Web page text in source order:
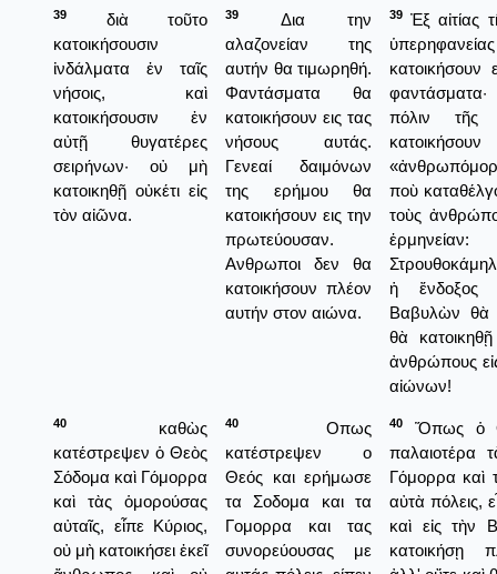
39
διὰ τοῦτο
κατοικήσουσιν
ἰνδάλματα ἐν ταῖς
νήσοις, καὶ
κατοικήσουσιν ἐν
αὐτῇ θυγατέρες
σειρήνων· οὐ μὴ
κατοικηθῇ οὐκέτι εἰς
τὸν αἰῶνα.
39
Δια την
αλαζονείαν της
αυτήν θα τιμωρηθή.
Φαντάσματα θα
κατοικήσουν εις τας
νήσους αυτάς.
Γενεαί δαιμόνων
της ερήμου θα
κατοικήσουν εις την
πρωτεύουσαν.
Ανθρωποι δεν θα
κατοικήσουν πλέον
αυτήν στον αιώνα.
39 Ἐξ αἰτίας
κατοικήσουν
φαντάσματα·
πόλιν τῆς
ποὺ
τοὺς
ἑρμηνείαν:
ἡ ἔνδοξος
Βαβυλὼν θὰ
θὰ
ἀνθρώπους
αἰώνων!
40
καθὼς
κατέστρεψεν ὁ Θεὸς
Σόδομα καὶ Γόμορρα
καὶ τὰς ὁμορούσας
αὐταῖς, εἶπε Κύριος,
οὐ μὴ κατοικήσει ἐκεῖ
40
Οπως
κατέστρεψεν ο
Θεός και ερήμωσε
τα Σοδομα και τα
Γομορρα και τας
συνορεύουσας με
40
Ὅπως ὁ
παλαιοτέρα
Γόμορρα καὶ
αὐτὰ πόλεις,
καὶ εἰς τὴν
κατοικήσῃ